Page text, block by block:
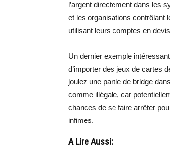
l’argent directement dans les
et les organisations contrôlant
utilisant leurs comptes en
Un dernier exemple
d’importer des jeux de cartes
jouiez une partie de bridge
comme illégale, car
chances de se faire arrêter
infimes.
A Lire Aussi: